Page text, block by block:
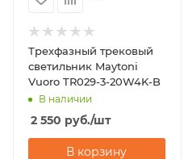
Трехфазный трековый
светильник Maytoni
Vuoro TR029-3-20W4K-B
В наличии
2 550 руб./шт
В корзину